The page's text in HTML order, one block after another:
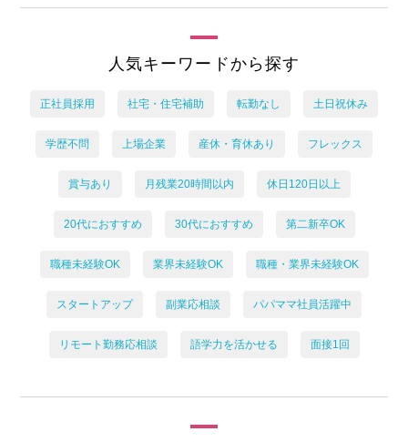
人気キーワードから探す
正社員採用 社宅・住宅補助 転勤なし 土日祝休み
学歴不問 上場企業 産休・育休あり フレックス
賞与あり 月残業20時間以内 休日120日以上
20代におすすめ 30代におすすめ 第二新卒OK
職種未経験OK 業界未経験OK 職種・業界未経験OK
スタートアップ 副業応相談 パパママ社員活躍中
リモート勤務応相談 語学力を活かせる 面接1回